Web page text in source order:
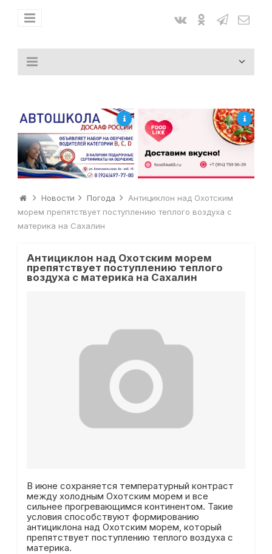
Новости Погода
Антициклон над Охотским
морем препятствует поступлению теплого воздуха с
материка на Сахалин
Антициклон над Охотским морем
препятствует поступлению теплого
воздуха с материка на Сахалин
В июне сохраняется температурный контраст
между холодным Охотским морем и все
сильнее прогревающимся континентом. Такие
условия способствуют формированию
антициклона над Охотским морем, который
препятствует поступлению теплого воздуха с
материка.